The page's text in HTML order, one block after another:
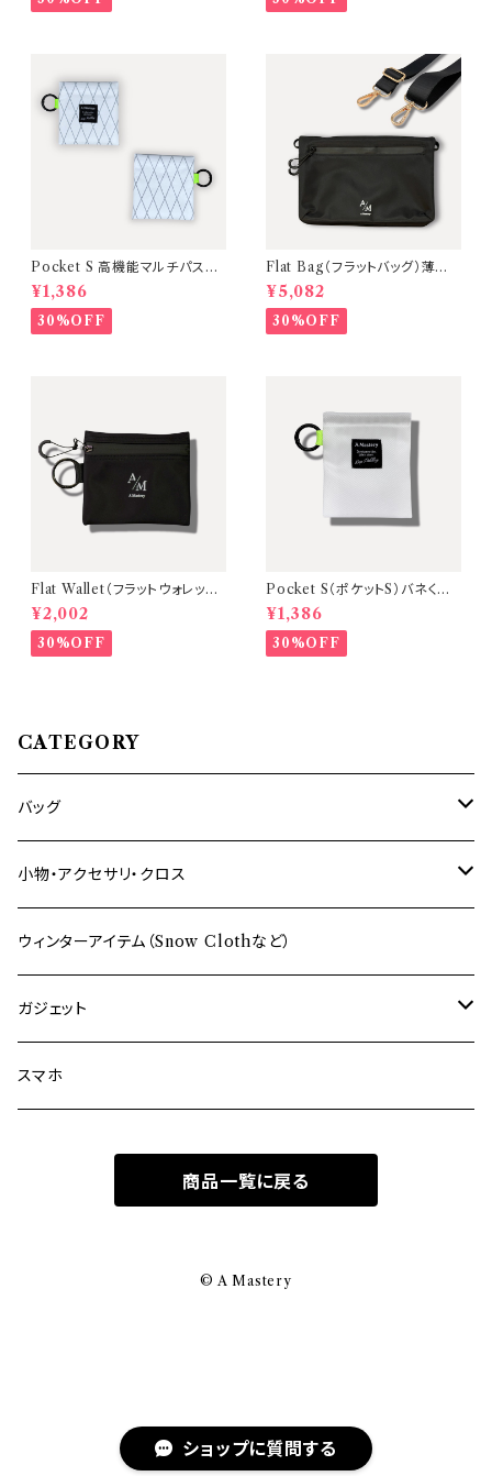
ショップに質問する
Pocket S 高機能マルチパスケ
ース【X-Pac生地／カラー：Whi
te-Green】A Mastery
¥1,386
30%OFF
Flat Bag（フラットバッグ）薄型ミ
ニショルダーバッグ【本体：Blac
k 金具：Gold】
¥5,082
30%OFF
Flat Wallet（フラットウォレット）
薄型コンパクトミニ財布【本体：
Black / タブ：Black】
¥2,002
30%OFF
Pocket S（ポケットS）バネくち
ミニポーチ・スマートケース【本
体：White/タブ：Green】A Ma
stery
¥1,386
30%OFF
CATEGORY
バッグ
ショルダーバッグ
バックパック
サコッシュ
その他のバッグ
小物・アクセサリ・クロス
財布
ポーチ
アクセサリ
メンテナンスソリューション
ウィンターアイテム（Snow Clothなど）
ガジェット
パソコン
スマホ
商品一覧に戻る
© A Mastery